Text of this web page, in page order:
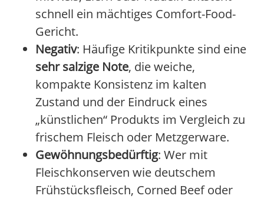
schnell ein mächtiges Comfort-Food-
Gericht.
Negativ: Häufige Kritikpunkte sind eine
sehr salzige Note, die weiche,
kompakte Konsistenz im kalten
Zustand und der Eindruck eines
„künstlichen“ Produkts im Vergleich zu
frischem Fleisch oder Metzgerware.
Gewöhnungsbedürftig: Wer mit
Fleischkonserven wie deutschem
Frühstücksfleisch, Corned Beef oder